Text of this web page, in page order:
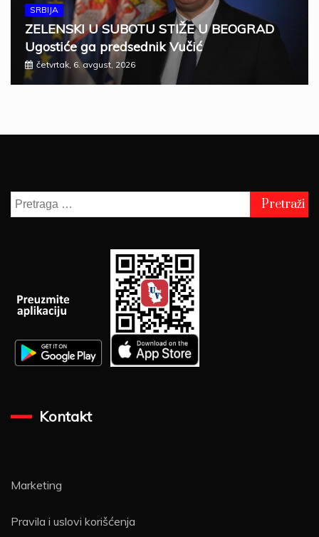
SRBIJA
ZELENSKI U SUBOTU STIŽE U BEOGRAD
Ugostiće ga predsednik Vučić
četvrtak, 6. avgust, 2026
Pretraga
za:
Kontakt
Marketing
Pravila i uslovi korišćenja